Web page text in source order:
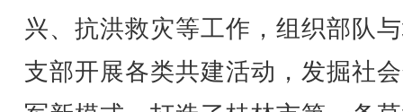
兴、抗洪救灾等工作，组织部队
支部开展各类共建活动，发掘社